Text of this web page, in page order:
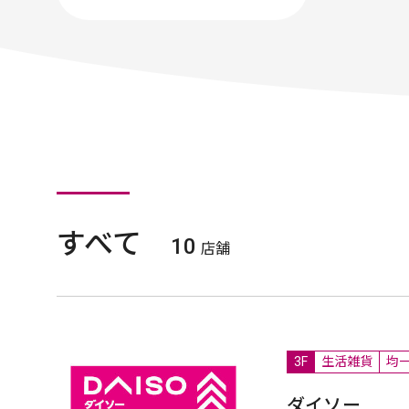
すべて 10 店舗
3F 生活雑貨 均